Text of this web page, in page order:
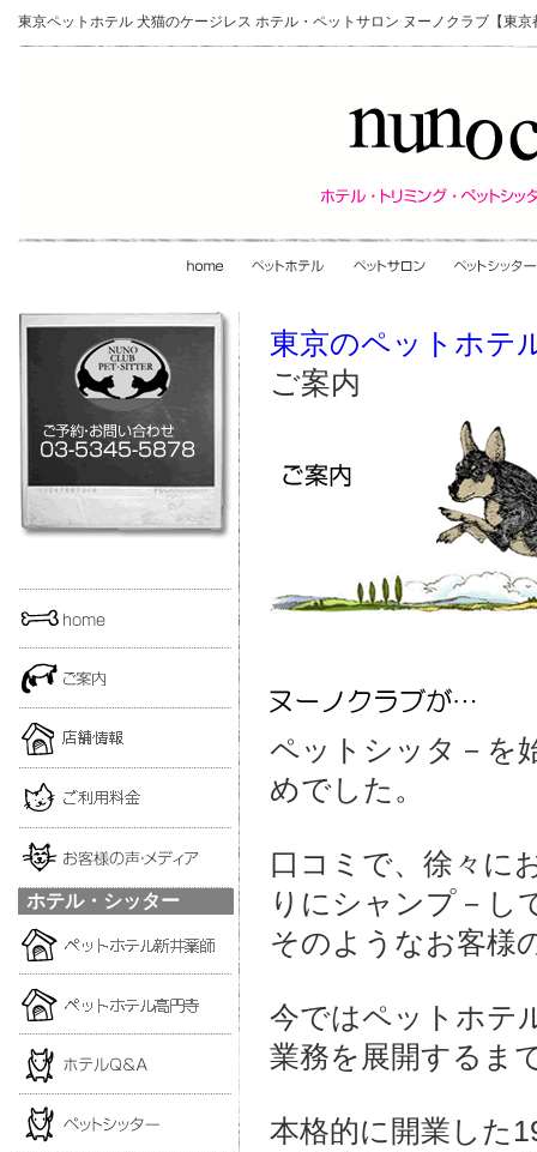
東京ペットホテル 犬猫のケージレス ホテル・ペットサロン ヌーノクラブ【東
ホテル・シッター
東京のペットホテ
ご案内
ペットシッタ－を
めでした。
口コミで、徐々に
りにシャンプ－し
そのようなお客様
今ではペットホテ
業務を展開するま
本格的に開業した